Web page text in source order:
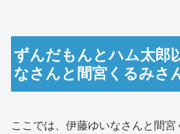
ずんだもんとハム太郎
なさんと間宮くるみさ
ここでは、伊藤ゆいなさんと間